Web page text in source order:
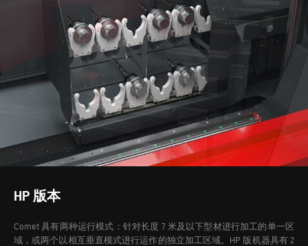
HP 版本
Comet 具有两种运行模式：针对长度 7 米及以下型材进行加工的单一区
域，或两个以相互垂直模式进行运作的独立加工区域。HP 版机器具有 2